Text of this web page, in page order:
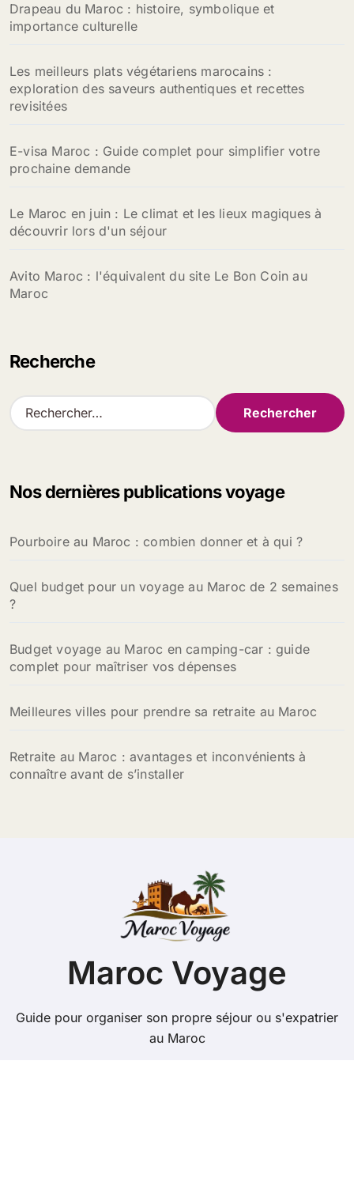
Drapeau du Maroc : histoire, symbolique et
importance culturelle
Les meilleurs plats végétariens marocains :
exploration des saveurs authentiques et recettes
revisitées
E-visa Maroc : Guide complet pour simplifier votre
prochaine demande
Le Maroc en juin : Le climat et les lieux magiques à
découvrir lors d'un séjour
Avito Maroc : l'équivalent du site Le Bon Coin au
Maroc
Recherche
R
e
r
e
:
Nos dernières publications voyage
Pourboire au Maroc : combien donner et à qui ?
Quel budget pour un voyage au Maroc de 2 semaines
?
Budget voyage au Maroc en camping-car : guide
complet pour maîtriser vos dépenses
Meilleures villes pour prendre sa retraite au Maroc
Retraite au Maroc : avantages et inconvénients à
connaître avant de s’installer
Maroc Voyage
Guide pour organiser son propre séjour ou s'expatrier
au Maroc